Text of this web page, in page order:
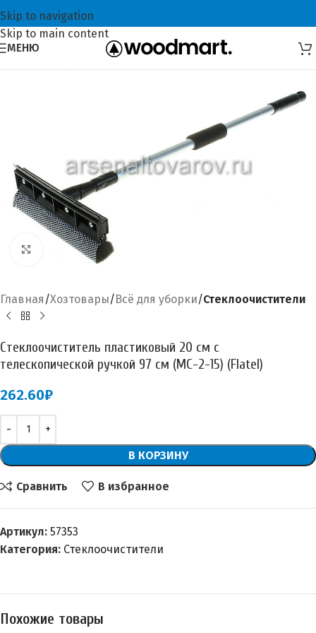
Skip to navigation
Skip to main content
МЕНЮ
Увеличить
Главная Хозтовары Всё для уборки Стеклоочистители
Стеклоочиститель пластиковый 20 см с
телескопической ручкой 97 см (МС-2-15) (Flatel)
262.60₽
В КОРЗИНУ
Сравнить В избранное
Артикул: 57353
Категория: Стеклоочистители
Похожие товары